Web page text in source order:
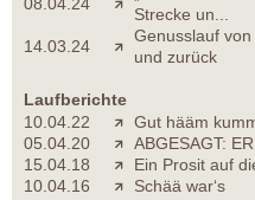
08.04.24
Strecke un...
14.03.24
Genusslauf
und zurück
Laufberichte
10.04.22
Gut hääm
05.04.20
ABGESAGT:
15.04.18
Ein Prosit auf
10.04.16
Schää war‘s